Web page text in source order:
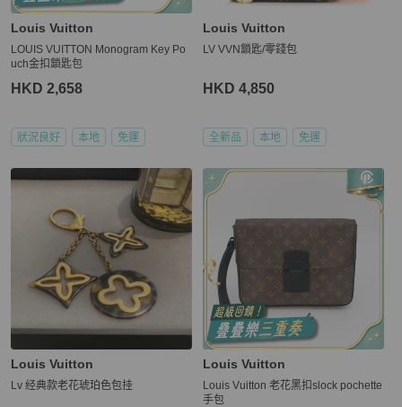
Louis Vuitton
LOUIS VUITTON Monogram Key Po
uch金扣鎖匙包
HKD 2,658
狀況良好 本地 免運
Louis Vuitton
LV VVN鎖匙/零錢包
HKD 4,850
全新品 本地 免運
Louis Vuitton
Lv 经典款老花琥珀色包挂
Louis Vuitton
Louis Vuitton 老花黑扣slock pochette
手包